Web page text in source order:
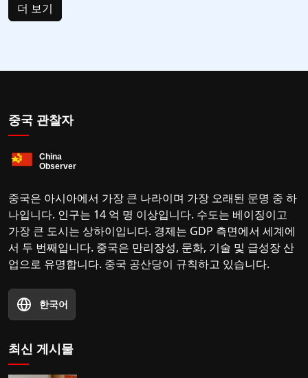
더 보기
중국 관찰자
중국은 아시아에서 가장 큰 나라이며 가장 오래된 문명 중 하
나입니다. 인구는 14 억 명 이상입니다. 수도는 베이징이고
가장 큰 도시는 상하이입니다. 경제는 GDP 측면에서 세계에
서 두 번째입니다. 중국은 만리장성, 문화, 기술 및 급성장 산
업으로 유명합니다. 중국 공산당이 규칙하고 있습니다.
한국어
최신 게시물